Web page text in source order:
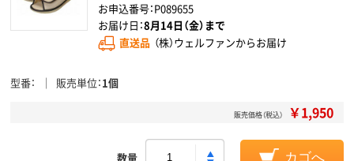
お申込番号：P089655
お届け日：8月14日（金）まで
直送品 （株）ウェルファンからお届け
型番 販売単位 1個
販売価格（税込） ￥1,950
数量 カゴへ